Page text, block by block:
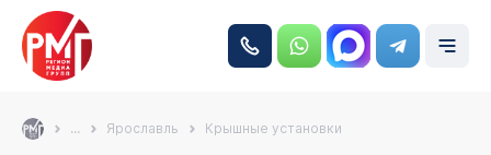
... Ярославль Крышные установки